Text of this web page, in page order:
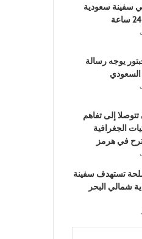
سفينة سعودية
يوجه رسالة
السعودي
إلى تفاهم
الجغرافية
في هرمز
تستهدف سفينة
شمالي البحر